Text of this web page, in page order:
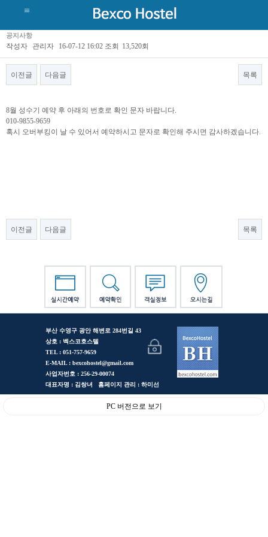
공지사항
작성자 관리자 16-07-12 16:02 조회 13,520회
이전글 다음글 목록
8월 성수기 예약 후 아래의 번호로 확인 문자 바랍니다.
010-9855-9659
혹시 오버부킹이 날 수 있어서 예약하시고 문자로 확인해 주시면 감사하겠습니다.
이전글 다음글 목록
부산 수영구 광안 해변로 284번길 43
상호 : 벡스코호스텔
TEL : 051-757-9659
E-MAIL : bexcohostel@gmail.com
사업자번호 : 256-29-00074
대표자명 : 김쌍녀 홈페이지 관리 : 하미선
PC 버전으로 보기